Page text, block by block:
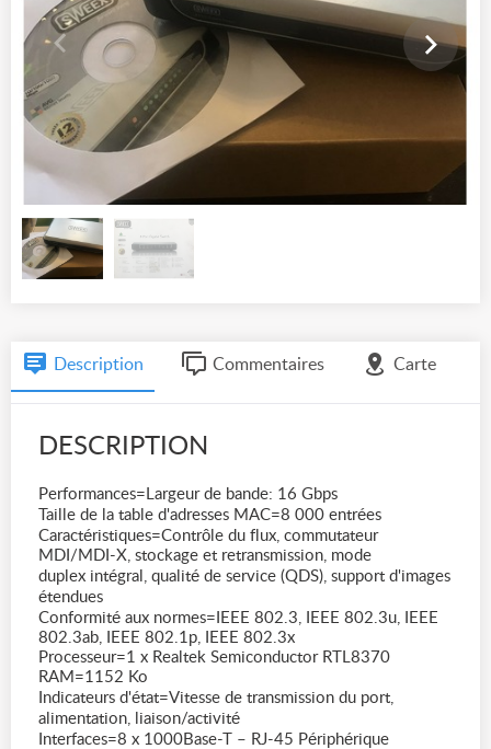
Description Commentaires Carte
DESCRIPTION
Performances=Largeur de bande: 16 Gbps
Taille de la table d'adresses MAC=8 000 entrées
Caractéristiques=Contrôle du flux, commutateur
MDI/MDI-X, stockage et retransmission, mode
duplex intégral, qualité de service (QDS), support d'images
étendues
Conformité aux normes=IEEE 802.3, IEEE 802.3u, IEEE
802.3ab, IEEE 802.1p, IEEE 802.3x
Processeur=1 x Realtek Semiconductor RTL8370
RAM=1152 Ko
Indicateurs d'état=Vitesse de transmission du port,
alimentation, liaison/activité
Interfaces=8 x 1000Base-T – RJ-45 Périphérique